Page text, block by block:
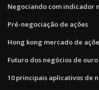
Negociando com indicador
Pré-negociação de ações
Hong kong mercado de
Futuro dos negócios de
10 principais aplicativos de